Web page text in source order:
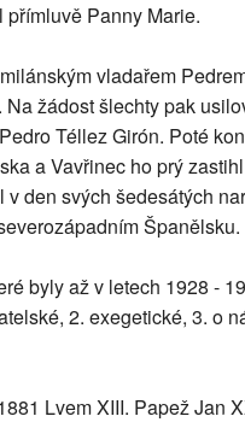
Panny Marie.
vladařem
žádost šlechty pak
Téllez Girón. Poté
a Vavřinec ho prý
den svých šedesátých
Španělsku.
byly až v letech 1928 -
2. exegetické, 3. o
Lvem XIII. Papež Jan